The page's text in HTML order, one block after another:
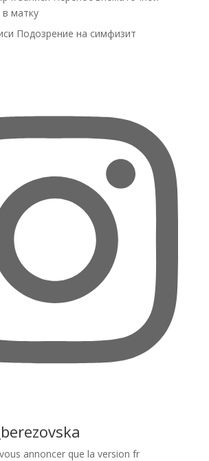
матку
Подозрение на симфизит
annoncer que la version fr